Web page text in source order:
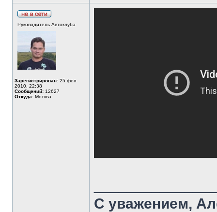
Руководитель Автоклуба
Зарегистрирован: 25 фев
2010, 22:38
Сообщений: 12627
Откуда: Москва
С уважением,